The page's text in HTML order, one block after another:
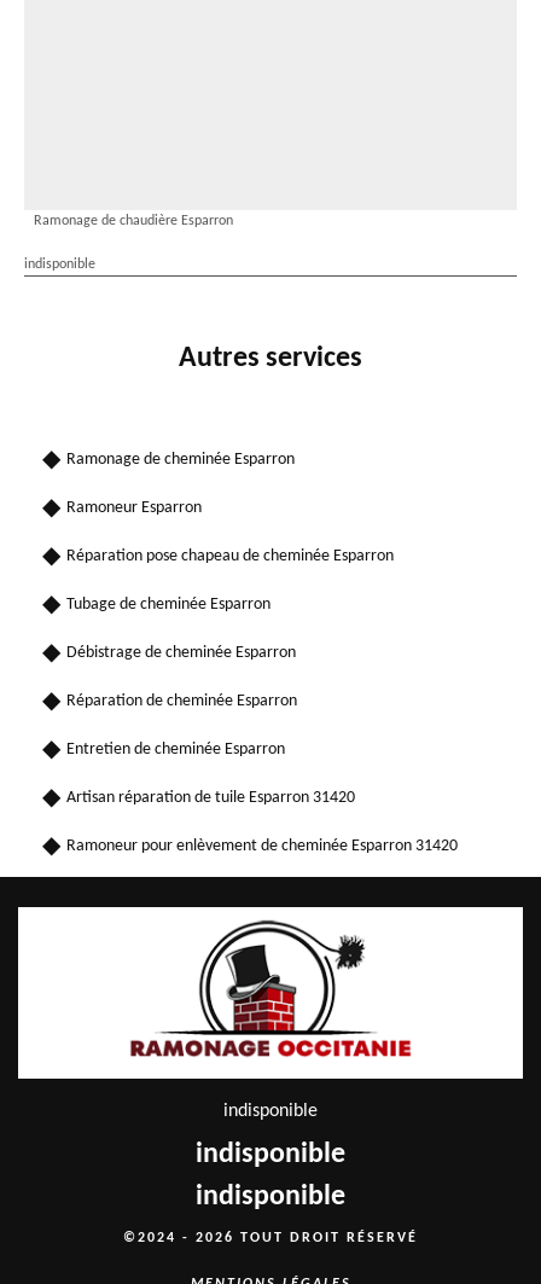
Ramonage de chaudière Esparron
indisponible
Autres services
Ramonage de cheminée Esparron
Ramoneur Esparron
Réparation pose chapeau de cheminée Esparron
Tubage de cheminée Esparron
Débistrage de cheminée Esparron
Réparation de cheminée Esparron
Entretien de cheminée Esparron
Artisan réparation de tuile Esparron 31420
Ramoneur pour enlèvement de cheminée Esparron 31420
indisponible
indisponible
indisponible
©2024 - 2026 TOUT DROIT RÉSERVÉ